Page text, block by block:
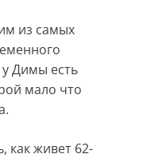
из самых
Димы есть
мало что
как живет 62-